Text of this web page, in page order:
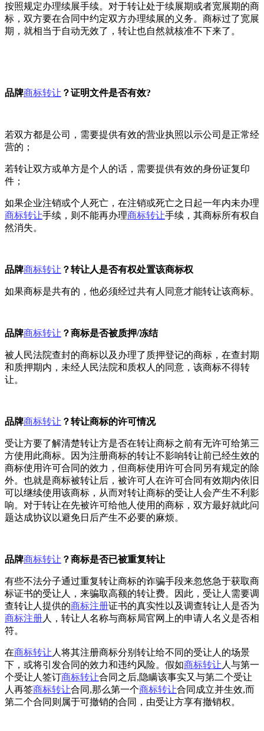
按照规定办理续展手续。对于转让处于续展期或者宽展期的商
标，双方要在合同中约定双方办理续展的义务。商标过了宽展
期，就相当于自动无效了，转让也自然就核准不下来了。
品牌商标转让 ？证明文件是否有效?
若双方都是公司，需要提供有效的营业执照以示公司是正常经
营的；
若转让双方或单方是个人的话，需要提供有效的身份证复印
件；
如果企业注销或个人死亡，在注销或死亡之日起一年内未办理
商标转让手续，则不能再办理商标转让手续，其商标所有权自
然消失。
品牌商标转让 ？转让人是否有权处置该商标权
如果商标是共有的，他必须经过共有人同意才能转让该商标。
品牌商标转让 ？商标是否被质押/冻结
被人民法院查封的商标以及办理了质押登记的商标，在查封期
和质押期内，未经人民法院和质权人的同意，该商标不得转
让。
品牌商标转让 ？转让商标的许可情况
受让方要了解清楚转让方是否在转让商标之前有无许可给第三
方使用此商标。因为注册商标的转让不影响转让前已经生效的
商标使用许可合同的效力，但商标使用许可合同另有规定的除
外。也就是商标被转让后，被许可人在许可合同有效期内依旧
可以继续使用该商标，从而对转让商标的受让人会产生不利影
响。对于转让在先被许可给他人使用的商标，双方最好就此问
题达成协议以避免日后产生不必要的麻烦。
品牌商标转让 ？商标是否已被重复转让
有些不法分子通过重复转让商标的诈骗手段来忽悠急于获取商
标证书的受让人，来骗取高额的转让费。因此，受让人需要调
查转让人提供的商标注册证书的真实性以及调查转让人是否为
商标注册人，转让人名称与商标局官网上的申请人名义是否相
符。
在商标转让 人将其注册商标分别转让给不同的受让人的场景
下，或将引发合同的效力和违约风险。假如商标转让 人与第一
个受让人签订商标转让合同之后,隐瞒该事实又与第二个受让
人再签商标转让合同,那么第一个商标转让合同成立并生效,而
第二个合同则属于可撤销的合同，由受让方享有撤销权。